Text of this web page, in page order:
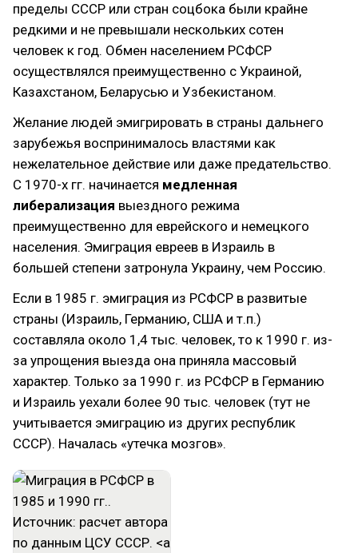
пределы СССР или стран соцбока были крайне
редкими и не превышали нескольких сотен
человек к год. Обмен населением РСФСР
осуществлялся преимущественно с Украиной,
Казахстаном, Беларусью и Узбекистаном.
Желание людей эмигрировать в страны дальнего
зарубежья воспринималось властями как
нежелательное действие или даже предательство.
С 1970-х гг. начинается медленная
либерализация выездного режима
преимущественно для еврейского и немецкого
населения. Эмиграция евреев в Израиль в
большей степени затронула Украину, чем Россию.
Если в 1985 г. эмиграция из РСФСР в развитые
страны (Израиль, Германию, США и т.п.)
составляла около 1,4 тыс. человек, то к 1990 г. из-
за упрощения выезда она приняла массовый
характер. Только за 1990 г. из РСФСР в Германию
и Израиль уехали более 90 тыс. человек (тут не
учитывается эмиграцию из других республик
СССР). Началась «утечка мозгов».